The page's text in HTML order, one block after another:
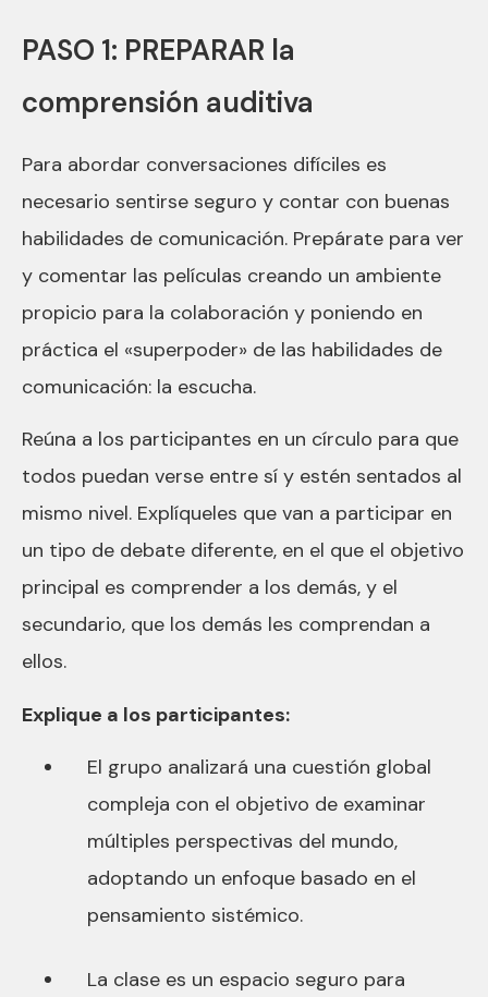
PASO 1: PREPARAR la
comprensión auditiva
Para abordar conversaciones difíciles es
necesario sentirse seguro y contar con buenas
habilidades de comunicación. Prepárate para ver
y comentar las películas creando un ambiente
propicio para la colaboración y poniendo en
práctica el «superpoder» de las habilidades de
comunicación: la escucha.
Reúna a los participantes en un círculo para que
todos puedan verse entre sí y estén sentados al
mismo nivel. Explíqueles que van a participar en
un tipo de debate diferente, en el que el objetivo
principal es comprender a los demás, y el
secundario, que los demás les comprendan a
ellos.
Explique a los participantes:
El grupo analizará una cuestión global
compleja con el objetivo de examinar
múltiples perspectivas del mundo,
adoptando un enfoque basado en el
pensamiento sistémico.
La clase es un espacio seguro para